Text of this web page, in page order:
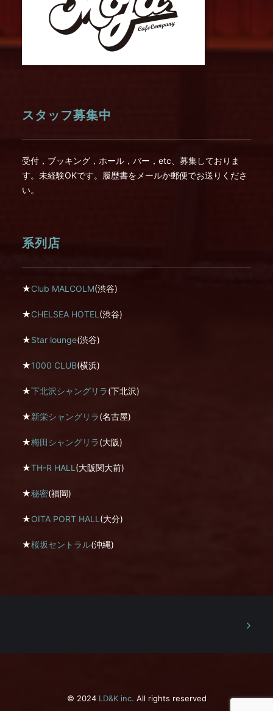
スタッフ募集中
受付，ブッキング，ホール，バー，etc、募集しておりま
す。未経験OKです。履歴書をメールか郵便でお送りくださ
い。
系列店
★Club MALCOLM(渋谷)
★CHELSEA HOTEL (渋谷)
★Star lounge(渋谷)
★1000 CLUB(横浜)
★下北沢シャングリラ(下北沢)
★新栄シャングリラ(名古屋)
★梅田シャングリラ(大阪)
★TH-R HALL (大阪関大前)
★秘密(福岡)
★OITA PORT HALL (大分)
★桜坂セントラル(沖縄)
© 2024 LD&K inc. All rights reserved